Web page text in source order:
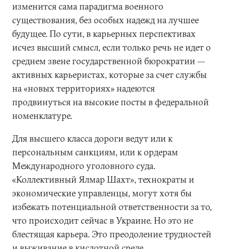
изменится сама парадигма военного
существования, без особых надежд на лучшее
будущее. По сути, в карьерных перспективах
исчез высший смысл, если только речь не идет о
среднем звене государственной бюрократии —
активных карьеристах, которые за счет службы
на «новых территориях» надеются
продвинуться на высокие посты в федеральной
номенклатуре.
Для высшего класса дороги ведут или к
персональным санкциям, или к ордерам
Международного уголовного суда.
«Коллективный Ялмар Шахт», технократы и
экономические управленцы, могут хотя бы
избежать потенциальной ответственности за то,
что происходит сейчас в Украине. Но это не
блестящая карьера. Это преодоление трудностей